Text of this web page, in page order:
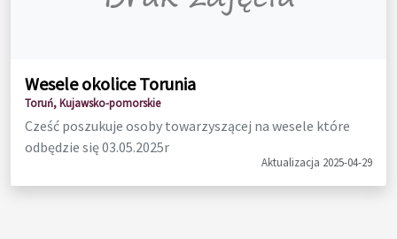
Wesele okolice Torunia
Toruń, Kujawsko-pomorskie
Cześć poszukuje osoby towarzyszącej na wesele które
odbędzie się 03.05.2025r
Aktualizacja 2025-04-29